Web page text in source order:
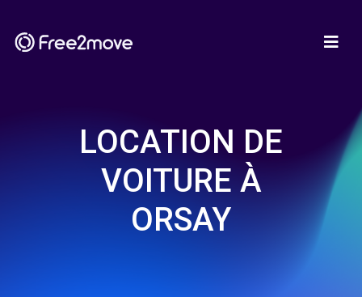
LOCATION DE
VOITURE À
ORSAY